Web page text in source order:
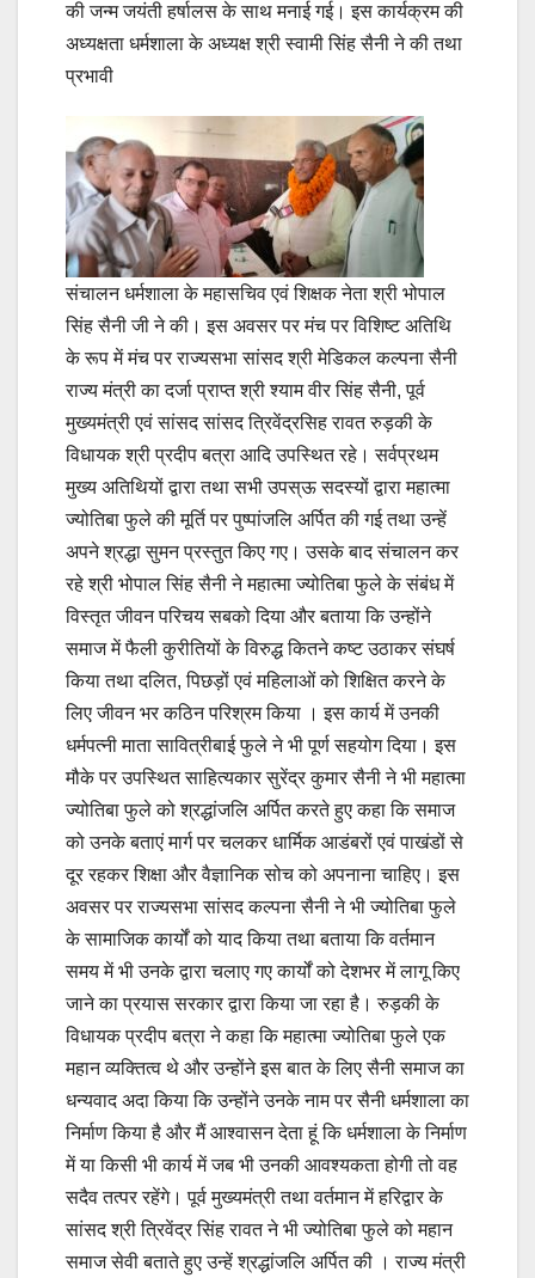
की जन्म जयंती हर्षालस के साथ मनाई गई। इस कार्यक्रम की
अध्यक्षता धर्मशाला के अध्यक्ष श्री स्वामी सिंह सैनी ने की तथा
प्रभावी
संचालन धर्मशाला के महासचिव एवं शिक्षक नेता श्री भोपाल
सिंह सैनी जी ने की। इस अवसर पर मंच पर विशिष्ट अतिथि
के रूप में मंच पर राज्यसभा सांसद श्री मेडिकल कल्पना सैनी
राज्य मंत्री का दर्जा प्राप्त श्री श्याम वीर सिंह सैनी, पूर्व
मुख्यमंत्री एवं सांसद सांसद त्रिवेंद्रसिह रावत रुड़की के
विधायक श्री प्रदीप बत्रा आदि उपस्थित रहे। सर्वप्रथम
मुख्य अतिथियों द्वारा तथा सभी उपस्ऊ सदस्यों द्वारा महात्मा
ज्योतिबा फुले की मूर्ति पर पुष्पांजलि अर्पित की गई तथा उन्हें
अपने श्रद्धा सुमन प्रस्तुत किए गए। उसके बाद संचालन कर
रहे श्री भोपाल सिंह सैनी ने महात्मा ज्योतिबा फुले के संबंध में
विस्तृत जीवन परिचय सबको दिया और बताया कि उन्होंने
समाज में फैली कुरीतियों के विरुद्ध कितने कष्ट उठाकर संघर्ष
किया तथा दलित, पिछड़ों एवं महिलाओं को शिक्षित करने के
लिए जीवन भर कठिन परिश्रम किया । इस कार्य में उनकी
धर्मपत्नी माता सावित्रीबाई फुले ने भी पूर्ण सहयोग दिया। इस
मौके पर उपस्थित साहित्यकार सुरेंद्र कुमार सैनी ने भी महात्मा
ज्योतिबा फुले को श्रद्धांजलि अर्पित करते हुए कहा कि समाज
को उनके बताएं मार्ग पर चलकर धार्मिक आडंबरों एवं पाखंडों से
दूर रहकर शिक्षा और वैज्ञानिक सोच को अपनाना चाहिए। इस
अवसर पर राज्यसभा सांसद कल्पना सैनी ने भी ज्योतिबा फुले
के सामाजिक कार्यों को याद किया तथा बताया कि वर्तमान
समय में भी उनके द्वारा चलाए गए कार्यों को देशभर में लागू किए
जाने का प्रयास सरकार द्वारा किया जा रहा है। रुड़की के
विधायक प्रदीप बत्रा ने कहा कि महात्मा ज्योतिबा फुले एक
महान व्यक्तित्व थे और उन्होंने इस बात के लिए सैनी समाज का
धन्यवाद अदा किया कि उन्होंने उनके नाम पर सैनी धर्मशाला का
निर्माण किया है और मैं आश्वासन देता हूं कि धर्मशाला के निर्माण
में या किसी भी कार्य में जब भी उनकी आवश्यकता होगी तो वह
सदैव तत्पर रहेंगे। पूर्व मुख्यमंत्री तथा वर्तमान में हरिद्वार के
सांसद श्री त्रिवेंद्र सिंह रावत ने भी ज्योतिबा फुले को महान
समाज सेवी बताते हुए उन्हें श्रद्धांजलि अर्पित की । राज्य मंत्री